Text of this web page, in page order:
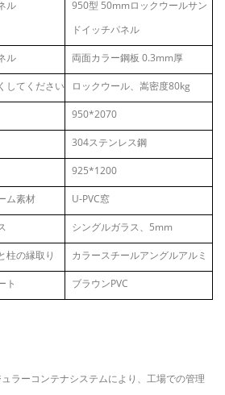
ル
950型 50mmロックウールサン
ドイッチパネル
ル 両面カラー鋼板 0.3mm厚
してください ロックウール、嵩密度80kg
950*2070
304ステンレス鋼
925*1200
ム素材 U-PVC窓
シングルガラス、5mm
柱の縁取り カラースチールアングルアルミ
ト ブラウンPVC
ラーコンテナシステムにより、工場での管理